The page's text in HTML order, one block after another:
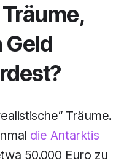
Träume.
die Antarktis
50.000 Euro zu